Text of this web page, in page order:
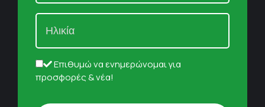
Επιθυμώ να ενημερώνομαι για
προσφορές & νέα!